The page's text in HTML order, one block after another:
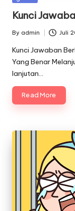
Kunci
Posted
by
By admin Juli
Kunci Jawaban
Yang Benar
lanjutan…
Read More